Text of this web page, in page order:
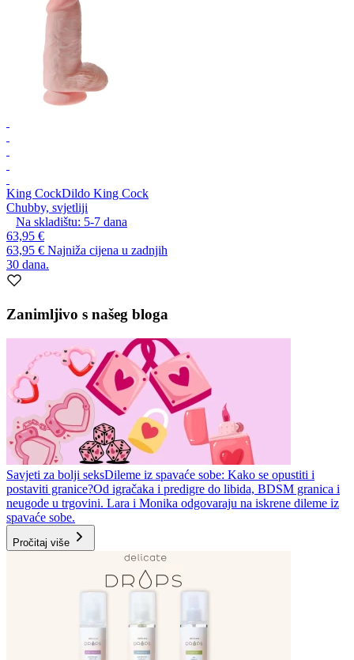
King CockDildo King Cock
Chubby, svjetliji
Na skladištu: 5-7 dana
63,95 €
63,95 € Najniža cijena u zadnjih
30 dana.
Zanimljivo s našeg bloga
Savjeti za bolji seksDileme iz spavaće sobe: Kako se opustiti i
postaviti granice?Od igračaka i predigre do libida, BDSM granica i
neugode u trgovini. Lara i Monika odgovaraju na iskrene dileme iz
spavaće sobe.
Pročitaj više